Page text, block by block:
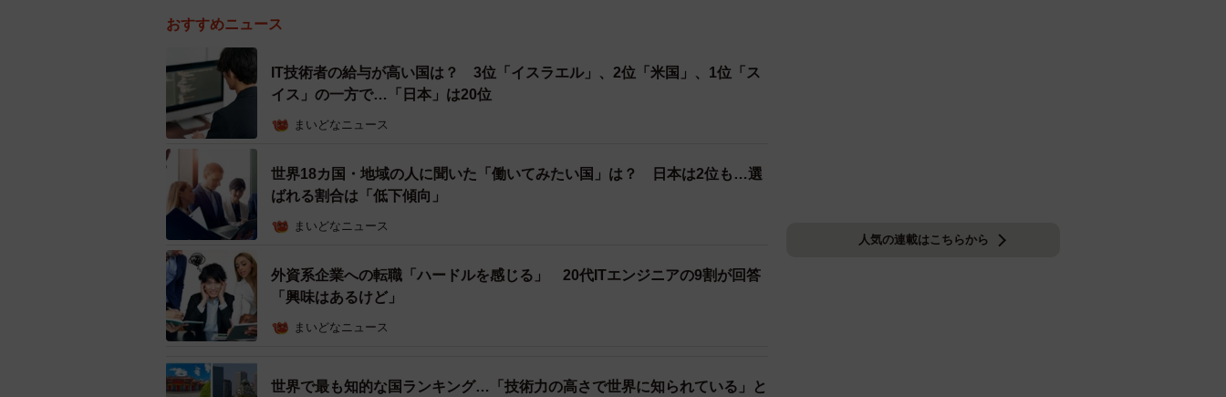
おすすめニュース
IT技術者の給与が高い国は？ 3位「イスラエル」、2位「米国」、1位「ス
イス」の一方で…「日本」は20位
まいどなニュース
世界18カ国・地域の人に聞いた「働いてみたい国」は？ 日本は2位も…選
ばれる割合は「低下傾向」
まいどなニュース
外資系企業への転職「ハードルを感じる」 20代ITエンジニアの9割が回答
「興味はあるけど」
まいどなニュース
世界で最も知的な国ランキング…「技術力の高さで世界に知られている」と
人気の連載はこちらから